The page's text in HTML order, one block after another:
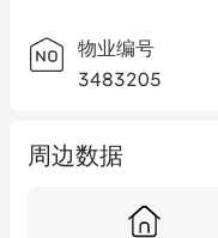
物业编号
3483205
周边数据